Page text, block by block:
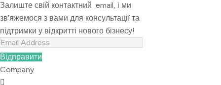
Залиште свій контактний email, і ми
зв’яжемося з вами для консультації та
підтримки у відкритті нового бізнесу!
Відправити
Company